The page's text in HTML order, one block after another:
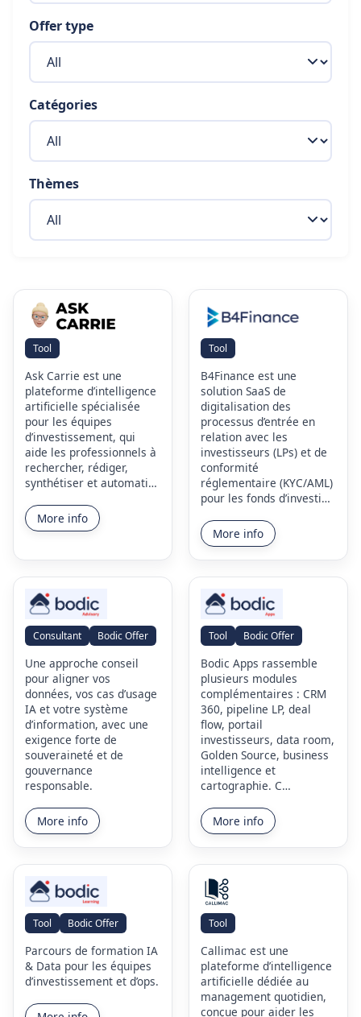
Offer type
Catégories
Thèmes
Tool
Ask Carrie est une
plateforme d’intelligence
artificielle spécialisée
pour les équipes
d’investissement, qui
aide les professionnels à
rechercher, rédiger,
synthétiser et automati…
More info
Tool
B4Finance est une
solution SaaS de
digitalisation des
processus d’entrée en
relation avec les
investisseurs (LPs) et de
conformité
réglementaire (KYC/AML)
pour les fonds d’investi…
More info
Consultant Bodic Offer
Une approche conseil
pour aligner vos
données, vos cas d’usage
IA et votre système
d’information, avec une
exigence forte de
souveraineté et de
gouvernance
responsable.
More info
Tool Bodic Offer
Bodic Apps rassemble
plusieurs modules
complémentaires : CRM
360, pipeline LP, deal
flow, portail
investisseurs, data room,
Golden Source, business
intelligence et
cartographie. C…
More info
Tool Bodic Offer
Parcours de formation IA
& Data pour les équipes
d’investissement et d’ops.
Tool
Callimac est une
plateforme d’intelligence
artificielle dédiée au
management quotidien,
conçue pour aider les